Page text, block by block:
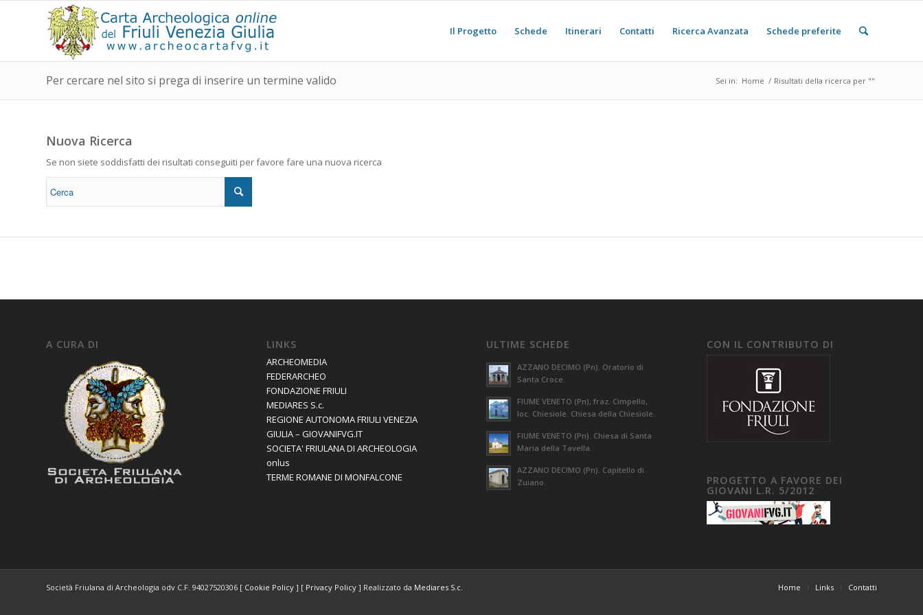
Il Progetto Schede Itinerari Contatti Ricerca Avanzata Schede preferite
Per cercare nel sito si prega di inserire un termine valido Sei in: Home / Risultati della ricerca per ""
Nuova Ricerca
Se non siete soddisfatti dei risultati conseguiti per favore fare una nuova ricerca
A CURA DI LINKS
ARCHEOMEDIA
FEDERARCHEO
FONDAZIONE FRIULI
MEDIARES S.c.
REGIONE AUTONOMA FRIULI VENEZIA
GIULIA – GIOVANIFVG.IT
SOCIETA' FRIULANA DI ARCHEOLOGIA
onlus
TERME ROMANE DI MONFALCONE
ULTIME SCHEDE
AZZANO DECIMO (Pn). Oratorio di
Santa Croce.
FIUME VENETO (Pn), fraz. Cimpello,
loc. Chiesiole. Chiesa della Chiesiole.
FIUME VENETO (Pn). Chiesa di Santa
Maria della Tavella.
AZZANO DECIMO (Pn). Capitello di
Zuiano.
CON IL CONTRIBUTO DI
PROGETTO A FAVORE DEI
GIOVANI L.R. 5/2012
Società Friulana di Archeologia odv C.F. 94027520306 [ Cookie Policy ] [ Privacy Policy ] Realizzato da Mediares S.c. Home Links Contatti